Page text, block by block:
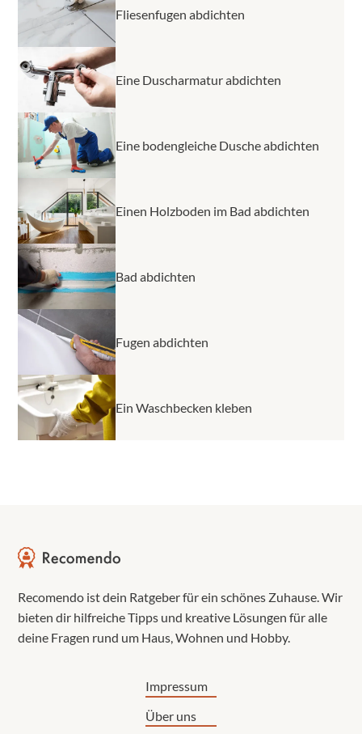
Fliesenfugen abdichten
Eine Duscharmatur abdichten
Eine bodengleiche Dusche abdichten
Einen Holzboden im Bad abdichten
Bad abdichten
Fugen abdichten
Ein Waschbecken kleben
Recomendo ist dein Ratgeber für ein schönes Zuhause. Wir
bieten dir hilfreiche Tipps und kreative Lösungen für alle
deine Fragen rund um Haus, Wohnen und Hobby.
Impressum
Über uns